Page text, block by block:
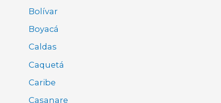
Bolívar
Boyacá
Caldas
Caquetá
Caribe
Casanare